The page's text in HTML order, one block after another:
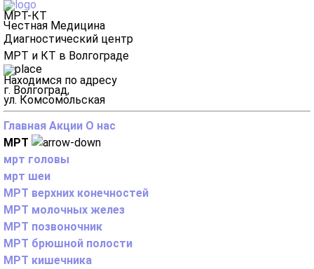
МРТ-КТ
Честная Медицина
Диагностический центр
МРТ и КТ в Волгограде
Находимся по адресу
г. Волгоград,
ул. Комсомольская
Главная Акции О нас
МРТ
мрт головы
мрт шеи
МРТ верхних конечностей
МРТ молочных желез
МРТ позвоночник
МРТ брюшной полости
МРТ кишечника